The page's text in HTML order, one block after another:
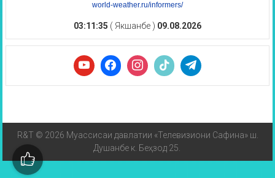
world-weather.ru/informers/
03:11:35 ( Якшанбе ) 09.08.2026
R&T © 2026 Муассисаи давлатии «Телевизиони Сафина» ш.
Душанбе к. Беҳзод 25.